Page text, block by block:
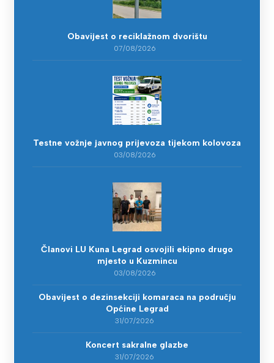
Obavijest o reciklažnom dvorištu
07/08/2026
Testne vožnje javnog prijevoza tijekom kolovoza
03/08/2026
Članovi LU Kuna Legrad osvojili ekipno drugo
mjesto u Kuzmincu
03/08/2026
Obavijest o dezinsekciji komaraca na području
Općine Legrad
31/07/2026
Koncert sakralne glazbe
31/07/2026